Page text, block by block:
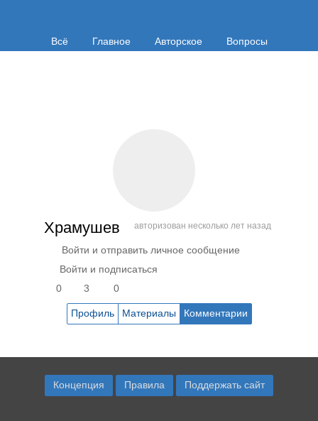
Всё Главное Авторское Вопросы
Храмушев авторизован несколько лет назад
Войти и отправить личное сообщение
Войти и подписаться
0
3 0
Профиль Материалы Комментарии
Концепция Правила Поддержать сайт